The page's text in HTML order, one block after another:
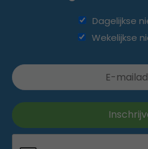
Dagelijkse
Wekelijkse